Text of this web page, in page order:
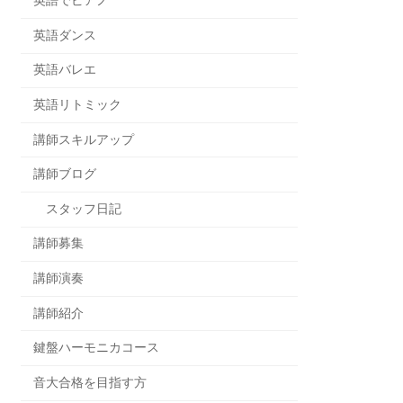
英語ダンス
英語バレエ
英語リトミック
講師スキルアップ
講師ブログ
スタッフ日記
講師募集
講師演奏
講師紹介
鍵盤ハーモニカコース
音大合格を目指す方